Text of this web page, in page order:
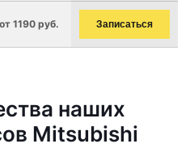
от 1190 руб. Записаться
наших
Mitsubishi